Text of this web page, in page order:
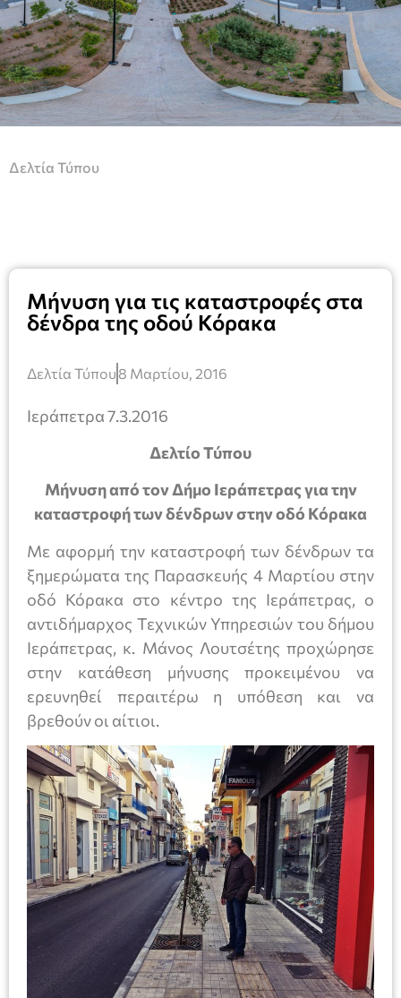
Δελτία Τύπου
Μήνυση για τις καταστροφές στα
δένδρα της οδού Κόρακα
Δελτία Τύπου 8 Μαρτίου, 2016
Ιεράπετρα 7.3.2016
Δελτίο Τύπου
Μήνυση από τον Δήμο Ιεράπετρας για την
καταστροφή των δένδρων στην οδό Κόρακα
Με αφορμή την καταστροφή των δένδρων τα
ξημερώματα της Παρασκευής 4 Μαρτίου στην
οδό Κόρακα στο κέντρο της Ιεράπετρας, ο
αντιδήμαρχος Τεχνικών Υπηρεσιών του δήμου
Ιεράπετρας, κ. Μάνος Λουτσέτης προχώρησε
στην κατάθεση μήνυσης προκειμένου να
ερευνηθεί περαιτέρω η υπόθεση και να
βρεθούν οι αίτιοι.